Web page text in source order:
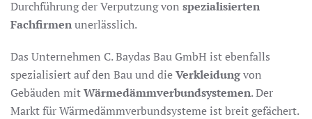
Durchführung der Verputzung von spezialisierten
Fachfirmenunerlässlich.
Das Unternehmen C. Baydas Bau GmbH ist ebenfalls
spezialisiert auf den Bau und dieVerkleidungvon
Gebäuden mitWärmedämmverbundsystemen. Der
Markt für Wärmedämmverbundsysteme ist breit gefächert.